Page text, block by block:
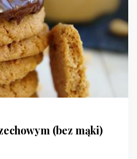
(bez mąki)